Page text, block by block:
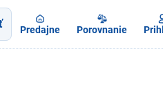
Predajne Porovnanie